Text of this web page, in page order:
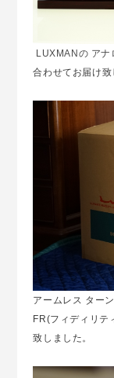
LUXMANの ア
合わせてお届け致
アームレス ター
FR(フィディリテ
致しました。